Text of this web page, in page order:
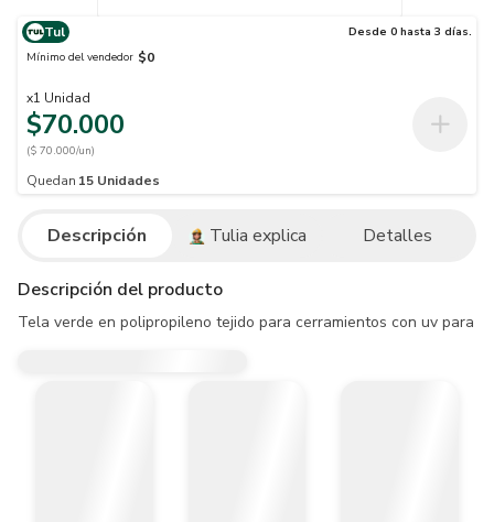
Tul
Desde 0 hasta 3 días.
Mínimo del vendedor $0
x1 Unidad
$70.000
($ 70.000/un)
Quedan 15 Unidades
Descripción Tulia explica Detalles
Descripción del producto
Tela verde en polipropileno tejido para cerramientos con uv para 6